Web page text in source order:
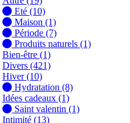
Eté (10)
Maison (1)
Période (7)
Produits naturels (1)
Bien-être (1)
Divers (421)
Hiver (10)
Hydratation (8)
Idées cadeaux (1)
Saint valentin (1)
Intimité (13)